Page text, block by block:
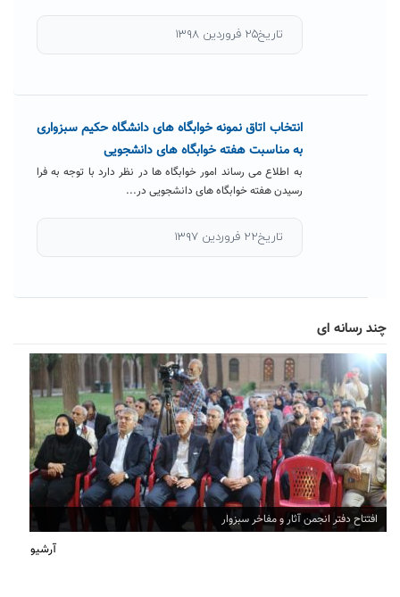
تاریخ۲۵ فروردین ۱۳۹۸
انتخاب اتاق نمونه خوابگاه های دانشگاه حکیم سبزواری
به مناسبت هفته خوابگاه های دانشجویی
به اطلاع می رساند امور خوابگاه ها در نظر دارد با توجه به فرا
رسیدن هفته خوابگاه های دانشجویی در...
تاریخ۲۲ فروردین ۱۳۹۷
چند رسانه ای
افتتاح دفتر انجمن آثار و مفاخر سبزوار
آرشیو